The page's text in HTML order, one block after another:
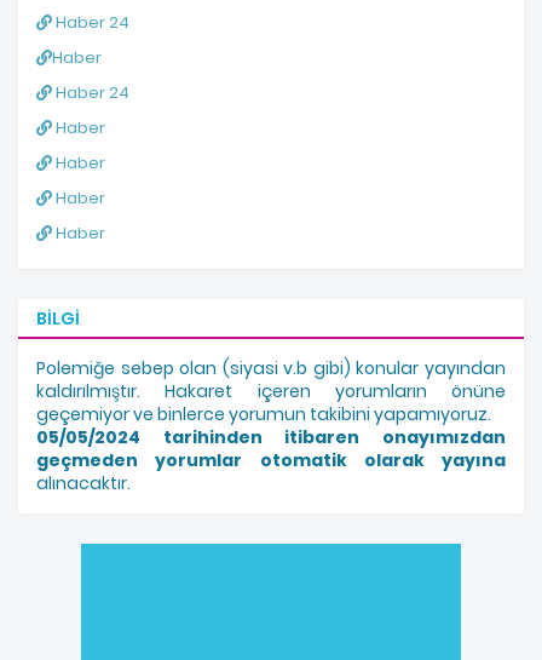
Haber 24
Haber
Haber 24
Haber
Haber
Haber
Haber
BILGI
Polemiğe sebep olan (siyasi v.b gibi) konular yayından
kaldırılmıştır. Hakaret içeren yorumların önüne
geçemiyor ve binlerce yorumun takibini yapamıyoruz.
05/05/2024 tarihinden itibaren onayımızdan
geçmeden yorumlar otomatik olarak yayına
alınacaktır.